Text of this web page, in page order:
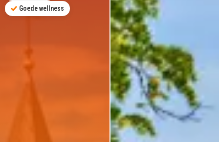
Goede wellness